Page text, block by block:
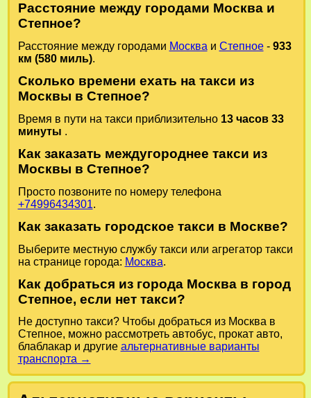
Расстояние между городами Москва и
Степное?
Расстояние между городами Москва и Степное- 933
км (580 миль).
Сколько времени ехать на такси из
Москвы в Степное?
Время в пути на такси приблизительно 13 часов 33
минуты .
Как заказать междугороднее такси из
Москвы в Степное?
Просто позвоните по номеру телефона
+74996434301.
Как заказать городское такси в Москве?
Выберите местную службу такси или агрегатор такси
на странице города: Москва.
Как добраться из города Москва в город
Степное, если нет такси?
Не доступно такси? Чтобы добраться из Москва в
Степное, можно рассмотреть автобус, прокат авто,
блаблакар и другие альтернативные варианты
транспорта →